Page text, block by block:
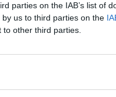
parties on the IAB’s list of
us to third parties on the
other third parties.de o lună